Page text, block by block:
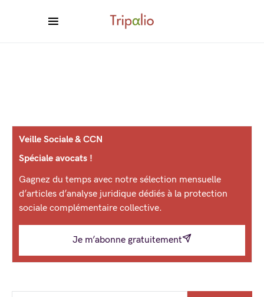
Veille Sociale & CCN
Spéciale avocats !
Gagnez du temps avec notre sélection mensuelle
d’articles d’analyse juridique dédiés à la protection
sociale complémentaire collective.
Je m’abonne gratuitement